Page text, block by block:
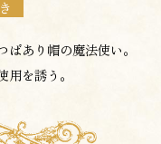
あり帽の魔法使い。
を誘う。